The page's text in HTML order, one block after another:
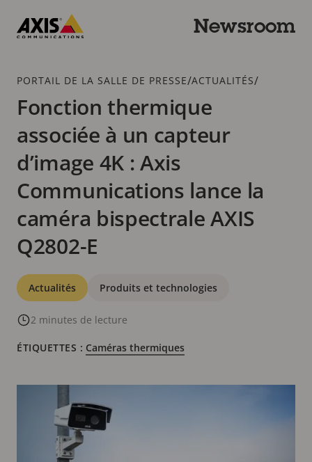
contenu
Newsroom
Fil
PORTAIL DE LA SALLE DE PRESSE/ACTUALITÉS/
Fonction thermique
associée à un capteur
d’image 4K : Axis
Communications lance la
caméra bispectrale AXIS
Q2802-E
Catégories
Actualités Produits et technologies
2 minutes de lecture
ÉTIQUETTES : Caméras thermiques